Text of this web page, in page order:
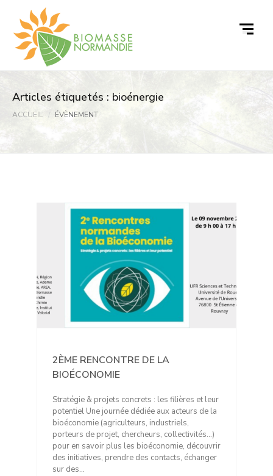
contenu
Articles étiquetés : bioénergie
ACCUEIL ÉVÈNEMENT
2ÈME RENCONTRE DE LA
BIOÉCONOMIE
Stratégie & projets concrets : les filières et leur
potentiel Une journée dédiée aux acteurs de la
bioéconomie (agriculteurs, industriels,
porteurs de projet, chercheurs, collectivités…)
pour en savoir plus les bioéconomie, découvrir
des initiatives, prendre des contacts, échanger
sur des…